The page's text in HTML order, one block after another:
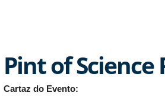
Pint of Science
Cartaz do Evento: